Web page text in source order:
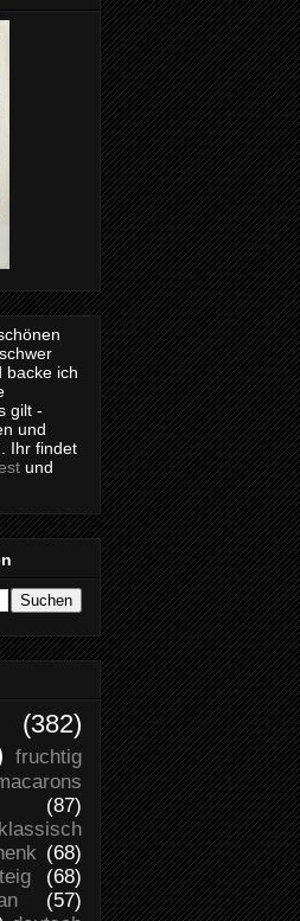
backe ich
gilt -
und
Ihr findet
und
(382)
fruchtig
(87)
klassisch
(68)
(68)
(57)